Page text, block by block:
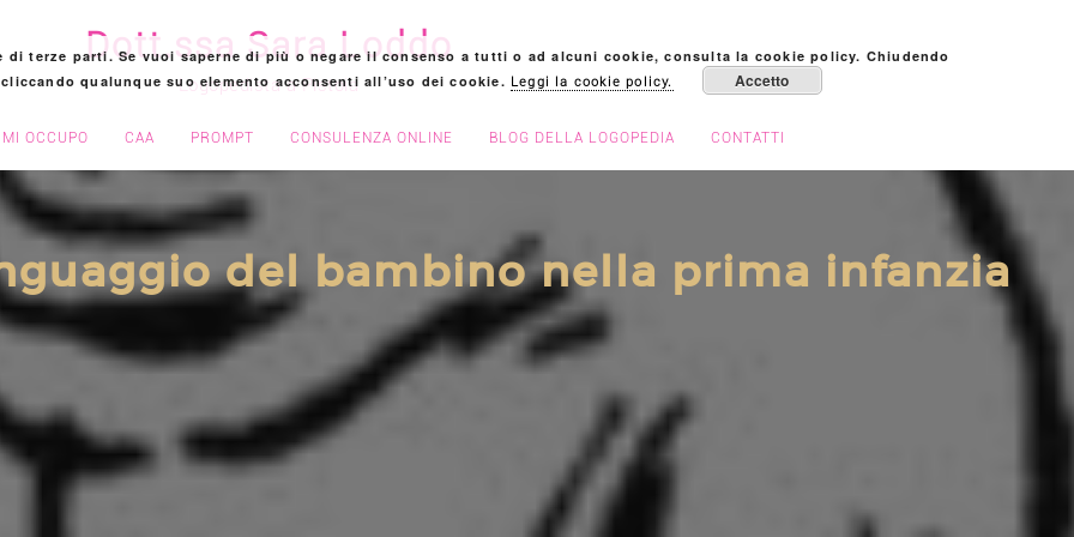
Dott.ssa Sara Loddo
Logopedista a Pistoia
OCCUPO CAA PROMPT CONSULENZA ONLINE BLOG DELLA LOGOPEDIA CONTATTI
del bambino nella prima infanzia
terze parti. Se vuoi saperne di più o negare il consenso a tutti o ad alcuni cookie, consulta la cookie policy. Chiudendo
qualunque suo elemento acconsenti all’uso dei cookie. Leggi la cookie policy. Accetto